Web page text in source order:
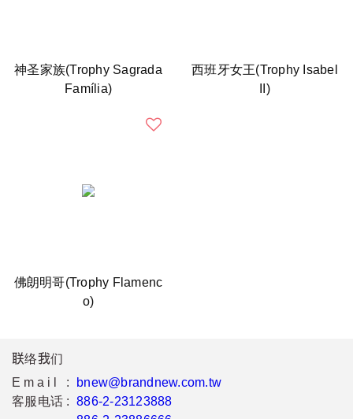
神圣家族(Trophy Sagrada
Família)
西班牙女王(Trophy Isabel
II)
佛朗明哥(Trophy Flamenc
o)
联络我们
Email :
bnew@brandnew.com.tw
客服电话 : 886-2-23123888